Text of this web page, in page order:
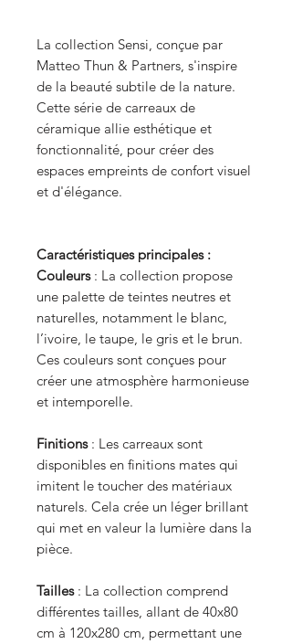
La collection Sensi, conçue par
Matteo Thun & Partners, s'inspire
de la beauté subtile de la nature.
Cette série de carreaux de
céramique allie esthétique et
fonctionnalité, pour créer des
espaces empreints de confort visuel
et d'élégance.
Caractéristiques principales :
Couleurs: La collection propose
une palette de teintes neutres et
naturelles, notamment le blanc,
l’ivoire, le taupe, le gris et le brun.
Ces couleurs sont conçues pour
créer une atmosphère harmonieuse
et intemporelle.
Finitions: Les carreaux sont
disponibles en finitions mates qui
imitent le toucher des matériaux
naturels. Cela crée un léger brillant
qui met en valeur la lumière dans la
pièce.
Tailles: La collection comprend
différentes tailles, allant de 40x80
cm à 120x280 cm, permettant une